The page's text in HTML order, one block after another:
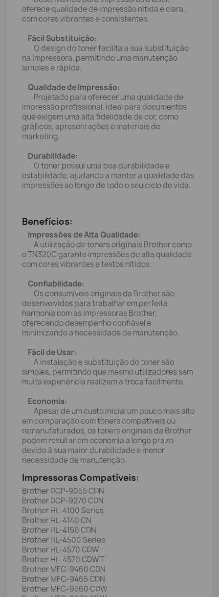
oferece qualidade de impressão nítida e clara,
com cores vibrantes e consistentes.
Fácil Substituição:
O design do toner facilita a sua substituição
na impressora, permitindo uma manutenção
simples e rápida.
Qualidade de Impressão:
Projetado para oferecer uma qualidade de
impressão profissional, ideal para documentos
que exigem uma alta fidelidade de cor, como
gráficos, apresentações e materiais de
marketing.
Durabilidade:
O toner possui uma boa durabilidade e
estabilidade, ajudando a manter a qualidade das
impressões ao longo de todo o seu ciclo de vida.
Benefícios:
Impressões de Alta Qualidade:
A utilização de toners originais Brother como
o TN320C garante impressões de alta qualidade
com cores vibrantes e textos nítidos.
Confiabilidade:
Os consumíveis originais da Brother são
desenvolvidos para trabalhar em perfeita
harmonia com as impressoras Brother,
oferecendo desempenho confiável e
minimizando a necessidade de manutenção.
Fácil de Usar:
A instalação e substituição do toner são
simples, permitindo que mesmo utilizadores sem
muita experiência realizem a troca facilmente.
Economia:
Apesar de um custo inicial um pouco mais alto
em comparação com toners compatíveis ou
remanufaturados, os toners originais da Brother
podem resultar em economia a longo prazo
devido à sua maior durabilidade e menor
necessidade de manutenção.
Impressoras Compatíveis:
Brother DCP-9055 CDN
Brother DCP-9270 CDN
Brother HL-4100 Series
Brother HL-4140 CN
Brother HL-4150 CDN
Brother HL-4500 Series
Brother HL-4570 CDW
Brother HL-4570 CDWT
Brother MFC-9460 CDN
Brother MFC-9465 CDN
Brother MFC-9560 CDW